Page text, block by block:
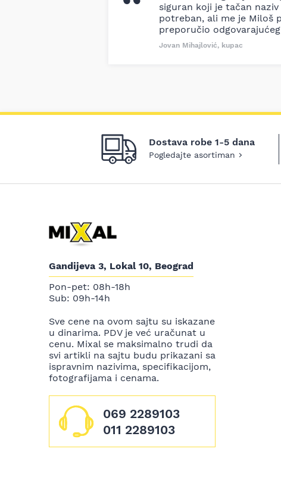
siguran koji je tačan
potreban, ali me je Miloš
preporučio
Jovan Mihajlović, kupac
Dostava robe 1-5 dana
Pogledajte asortiman
Gandijeva 3, Lokal 10, Beograd
Pon-pet: 08h-18h
Sub: 09h-14h
Sve cene na ovom sajtu su iskazane
u dinarima. PDV je već uračunat u
cenu. Mixal se maksimalno trudi da
svi artikli na sajtu budu prikazani sa
ispravnim nazivima, specifikacijom,
fotografijama i cenama.
069 2289103
011 2289103